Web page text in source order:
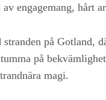
engagemang, hårt
på Gotland,
på
magi.